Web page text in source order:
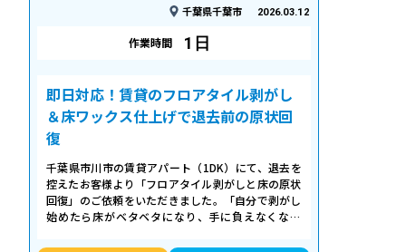
千葉県千葉市 2026.03.12
作業時間 1日
即日対応！賃貸のフロアタイル剥がし
＆床ワックス仕上げで退去前の原状回
復
千葉県市川市の賃貸アパート（1DK）にて、退去を
控えたお客様より「フロアタイル剥がしと床の原状
回復」のご依頼をいただきました。「自分で剥がし
始めたら床がベタベタになり、手に負えなくなっ